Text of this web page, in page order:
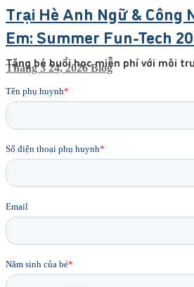
Trại Hè Anh Ngữ & Công
Em: Summer Fun-Tech
Tháng 3 24, 2026Blog
Tặng bé buổi học miễn phí với môi